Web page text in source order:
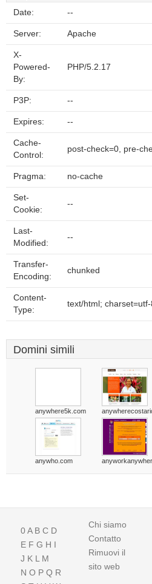
Date: --
Server: Apache
X-
Powered-
By:
PHP/5.2.17
P3P: --
Expires: --
Cache-
Control:
post-check=0, pre-
Pragma: no-cache
Set-
Cookie:
--
Last-
Modified:
--
Transfer-
Encoding:
chunked
Content-
Type:
text/html; charset=utf-
Domini simili
anywhere5k.com
anywho.com
0A B C D
E F G H I
J K L M
N O P Q R
Chi siamo
Contatto
Rimuovi il
sito web